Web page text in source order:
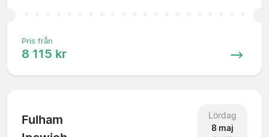
Pris från
8 115 kr
Fulham
Lördag
8 maj